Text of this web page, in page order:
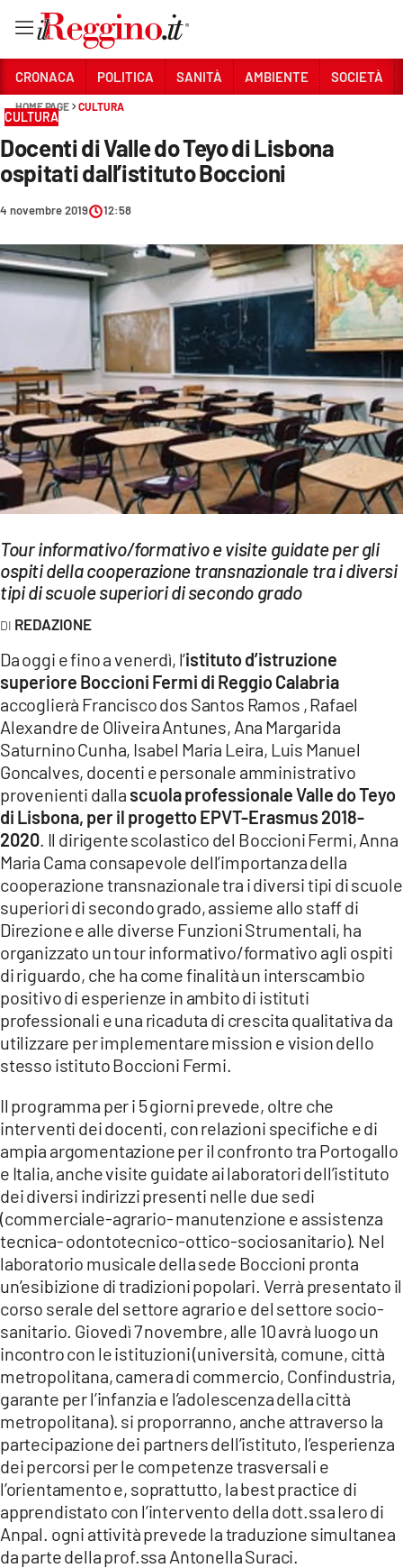
Sezioni
CRONACA
POLITICA
AMBIENTE
ECONOMIA E LAVORO
EVENTI
SPORT
Streaming
LAC TV
LAC NETWORK
LAC ONAIR
LaC
Network
LACPLAY.IT
LACTV.IT
LACONAIR.IT
LACITYMAG.IT
ILREGGINO.IT
COSENZACHANNEL.IT
ILVIBONESE.IT
CATANZAROCHANNEL.IT
LACAPITALENEWS.IT
ANDROID
APPLE
CRONACA POLITICA SANITÀ AMBIENTE SOCIETÀ
HOME PAGE CULTURA
CULTURA
Docenti di Valle do Teyo di Lisbona
ospitati dall’istituto Boccioni
4 novembre 2019 12:58
Tour informativo/formativo e visite guidate per gli
ospiti della cooperazione transnazionale tra i diversi
tipi di scuole superiori di secondo grado
REDAZIONE
Da oggi e fino a venerdì, l’istituto d’istruzione
superiore Boccioni Fermi di Reggio Calabria
accoglierà Francisco dos Santos Ramos , Rafael
Alexandre de Oliveira Antunes, Ana Margarida
Saturnino Cunha, Isabel Maria Leira, Luis Manuel
Goncalves, docenti e personale amministrativo
provenienti dalla scuola professionale Valle do Teyo
di Lisbona, per il progetto EPVT-Erasmus 2018-
2020 . Il dirigente scolastico del Boccioni Fermi, Anna
Maria Cama consapevole dell’importanza della
cooperazione transnazionale tra i diversi tipi di scuole
superiori di secondo grado, assieme allo staff di
Direzione e alle diverse Funzioni Strumentali, ha
organizzato un tour informativo/formativo agli ospiti
di riguardo, che ha come finalità un interscambio
positivo di esperienze in ambito di istituti
professionali e una ricaduta di crescita qualitativa da
utilizzare per implementare mission e vision dello
stesso istituto Boccioni Fermi.
Il programma per i 5 giorni prevede, oltre che
interventi dei docenti, con relazioni specifiche e di
ampia argomentazione per il confronto tra Portogallo
e Italia, anche visite guidate ai laboratori dell’istituto
dei diversi indirizzi presenti nelle due sedi
(commerciale-agrario- manutenzione e assistenza
tecnica- odontotecnico-ottico-sociosanitario). Nel
laboratorio musicale della sede Boccioni pronta
un’esibizione di tradizioni popolari. Verrà presentato il
corso serale del settore agrario e del settore socio-
sanitario. Giovedì 7 novembre, alle 10 avrà luogo un
incontro con le istituzioni (università, comune, città
metropolitana, camera di commercio, Confindustria,
garante per l’infanzia e l’adolescenza della città
metropolitana). si proporranno, anche attraverso la
partecipazione dei partners dell’istituto, l’esperienza
dei percorsi per le competenze trasversali e
l’orientamento e, soprattutto, la best practice di
apprendistato con l’intervento della dott.ssa Iero di
Anpal. ogni attività prevede la traduzione simultanea
da parte della prof.ssa Antonella Suraci.